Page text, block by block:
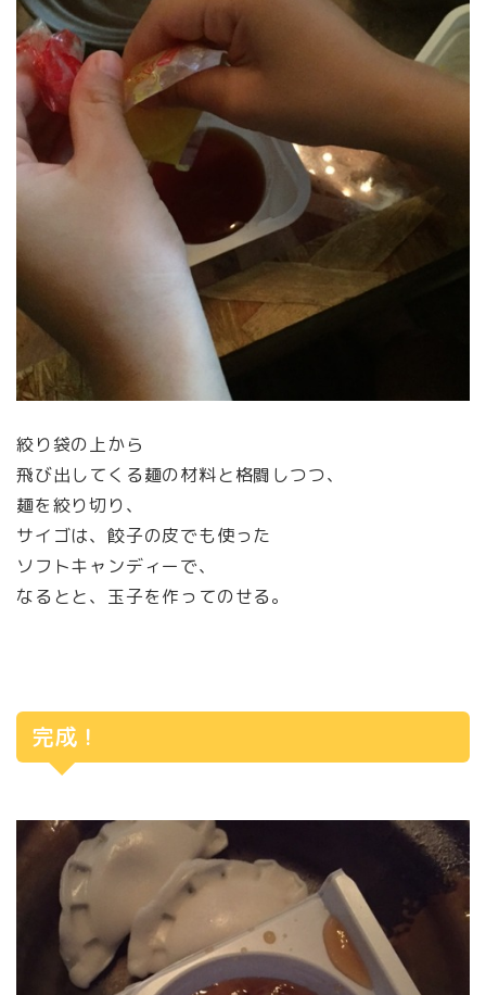
絞り袋の上から
飛び出してくる麺の材料と格闘しつつ、
麺を絞り切り、
サイゴは、餃子の皮でも使った
ソフトキャンディーで、
なるとと、玉子を作ってのせる。
完成！